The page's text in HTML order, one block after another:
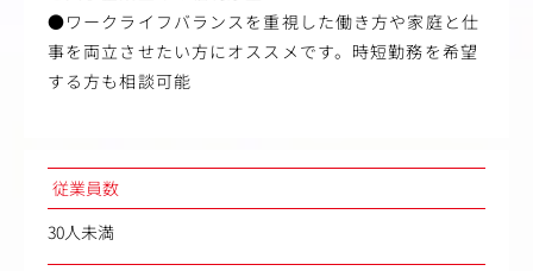
●ワークライフバランスを重視した働き方や家庭と仕
事を両立させたい方にオススメです。時短勤務を希望
する方も相談可能
従業員数
30人未満